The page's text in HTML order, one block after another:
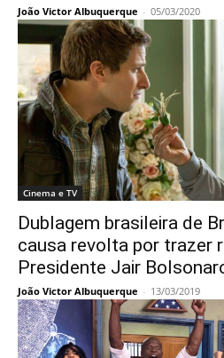
João Victor Albuquerque - 05/03/2020
Cinema e TV
Dublagem brasileira de
causa revolta por trazer
Presidente Jair
João Victor Albuquerque - 13/03/2019